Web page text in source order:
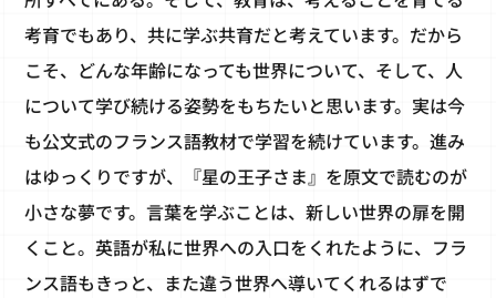
考育でもあり、共に学ぶ共育だと考えています。だから
こそ、どんな年齢になっても世界について、そして、人
について学び続ける姿勢をもちたいと思います。実は今
も公文式のフランス語教材で学習を続けています。進み
はゆっくりですが、『星の王子さま』を原文で読むのが
小さな夢です。言葉を学ぶことは、新しい世界の扉を開
くこと。英語が私に世界への入口をくれたように、フラ
ンス語もきっと、また違う世界へ導いてくれるはずで